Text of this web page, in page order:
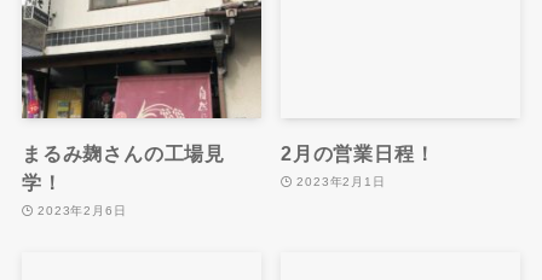
まるみ麹さんの工場見
学！
2023年2月6日
2月の営業日程！
2023年2月1日